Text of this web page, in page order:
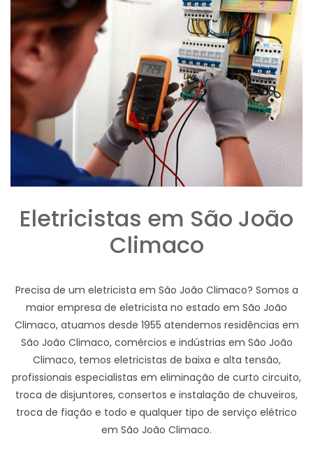
Eletricistas em São João
Climaco
Precisa de um eletricista em São João Climaco? Somos a
maior empresa de eletricista no estado em São João
Climaco, atuamos desde 1955 atendemos residências em
São João Climaco, comércios e indústrias em São João
Climaco, temos eletricistas de baixa e alta tensão,
profissionais especialistas em eliminação de curto circuito,
troca de disjuntores, consertos e instalação de chuveiros,
troca de fiação e todo e qualquer tipo de serviço elétrico
em São João Climaco.